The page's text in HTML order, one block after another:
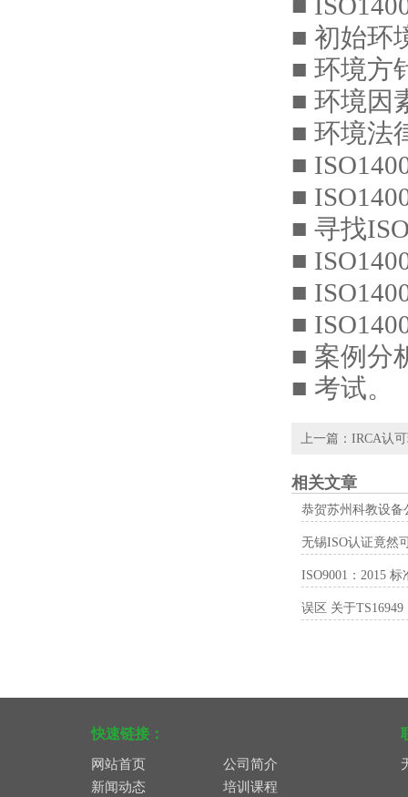
■
■ 初始环
■ 环境方
■ 环境因
■ 环境法
■
■
■ 寻找
■
■
■
■ 案例分
■ 考试。
上一篇： IRCA认
相关文章
恭贺苏州科教设备
无锡ISO认证竟然
ISO9001：2015
误区 关于
快速链接：
网站首页
公司简介
新闻动态
培训课程